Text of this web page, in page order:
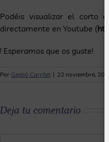
Podéis visualizar el corto
directamente en Youtube (
! Esperamos que os guste!
Por Gestió Carrilet | 22 noviembre, 2014
Deja tu comentario